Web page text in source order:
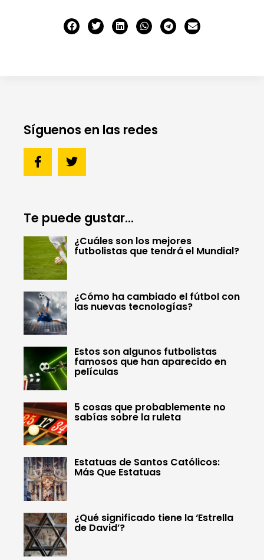
Síguenos en las redes
Te puede gustar...
¿Cuáles son los mejores
futbolistas que tendrá el Mundial?
¿Cómo ha cambiado el fútbol con
las nuevas tecnologías?
Estos son algunos futbolistas
famosos que han aparecido en
películas
5 cosas que probablemente no
sabías sobre la ruleta
Estatuas de Santos Católicos:
Más Que Estatuas
¿Qué significado tiene la ‘Estrella
de David’?